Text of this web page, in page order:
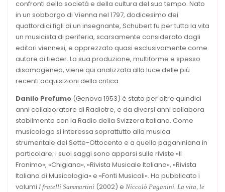
confronti della società e della cultura del suo tempo. Nato
in un sobborgo di Vienna nel 1797, dodicesimo dei
quattordici figli di un insegnante, Schubert fu per tutta la vita
un musicista di periferia, scarsamente considerato dagli
editori viennesi, e apprezzato quasi esclusivamente come
autore di Lieder. La sua produzione, multiforme e spesso
disomogenea, viene qui analizzata alla luce delle più
recenti acquisizioni della critica.
Danilo Prefumo (Genova 1953) è stato per oltre quindici
anni collaboratore di Radiotre, e da diversi anni collabora
stabilmente con la Radio della Svizzera Italiana. Come
musicologo si interessa soprattutto alla musica
strumentale del Sette-Ottocento e a quella paganiniana in
particolare; i suoi saggi sono apparsi sulle riviste «Il
Fronimo», «Chigiana», «Rivista Musicale Italiana», «Rivista
Italiana di Musicologia» e «Fonti Musicali». Ha pubblicato i
volumi I fratelli Sammartini (2002) e Niccolò Paganini. La vita, le